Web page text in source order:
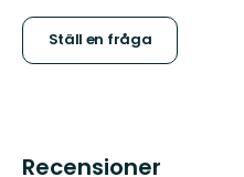
Ställ en fråga
Recensioner